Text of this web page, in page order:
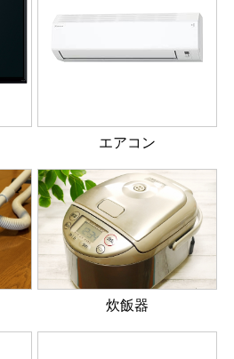
エアコン
炊飯器